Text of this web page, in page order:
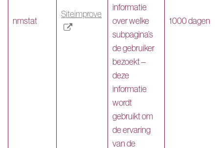
nmstat
Siteimprove
informatie
over welke
subpagina’s
de gebruiker
bezoekt –
deze
informatie
wordt
gebruikt om
de ervaring
van de
1000 dagen